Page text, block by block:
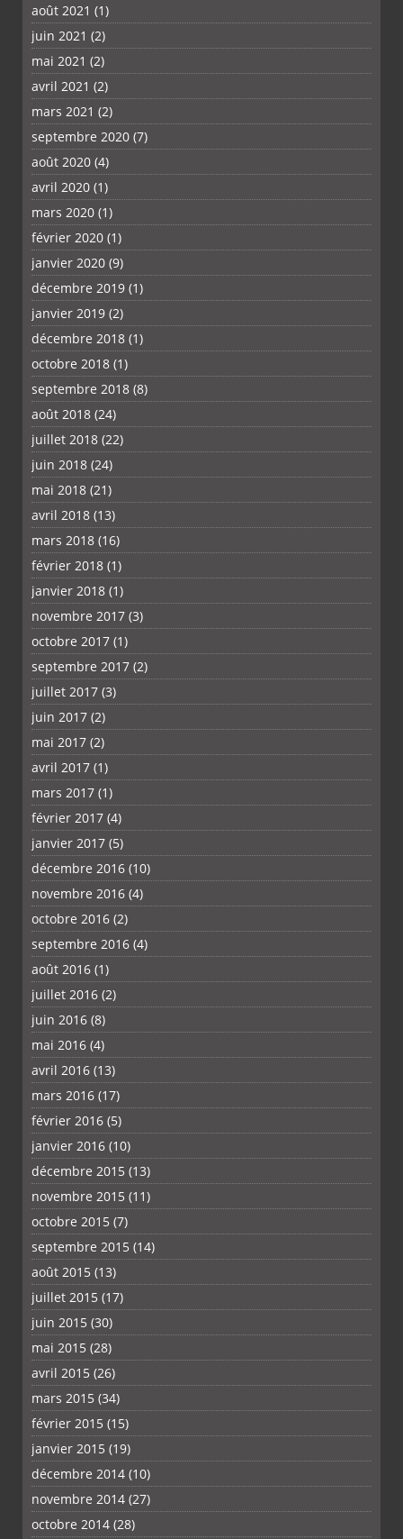
août 2021 (1)
juin 2021 (2)
mai 2021 (2)
avril 2021 (2)
mars 2021 (2)
septembre 2020 (7)
août 2020 (4)
avril 2020 (1)
mars 2020 (1)
février 2020 (1)
janvier 2020 (9)
décembre 2019 (1)
janvier 2019 (2)
décembre 2018 (1)
octobre 2018 (1)
septembre 2018 (8)
août 2018 (24)
juillet 2018 (22)
juin 2018 (24)
mai 2018 (21)
avril 2018 (13)
mars 2018 (16)
février 2018 (1)
janvier 2018 (1)
novembre 2017 (3)
octobre 2017 (1)
septembre 2017 (2)
juillet 2017 (3)
juin 2017 (2)
mai 2017 (2)
avril 2017 (1)
mars 2017 (1)
février 2017 (4)
janvier 2017 (5)
décembre 2016 (10)
novembre 2016 (4)
octobre 2016 (2)
septembre 2016 (4)
août 2016 (1)
juillet 2016 (2)
juin 2016 (8)
mai 2016 (4)
avril 2016 (13)
mars 2016 (17)
février 2016 (5)
janvier 2016 (10)
décembre 2015 (13)
novembre 2015 (11)
octobre 2015 (7)
septembre 2015 (14)
août 2015 (13)
juillet 2015 (17)
juin 2015 (30)
mai 2015 (28)
avril 2015 (26)
mars 2015 (34)
février 2015 (15)
janvier 2015 (19)
décembre 2014 (10)
novembre 2014 (27)
octobre 2014 (28)